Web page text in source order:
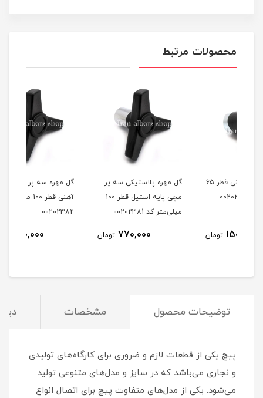
محصولات مرتبط
گل مهره پلاستیکی سه پر
مچی پایه استیل قطر 100
تومان
گل مهره سه پر مچی پایه
آهنی قطر 100 میلی‌متر کد
00202382
تومان
توضیحات محصول مشخصات
پیچ یکی از قطعات لازم و ضروری برای کارگاه‌های تولیدی
و نجاری می‌باشد که در سایز و مدل‌های متنوعی تولید
می‌شود. یکی از مدل‌های متفاوت پیچ برای اتصال انواع